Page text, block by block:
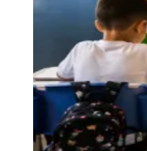
Panorama Econômico
Panorama Econômico
Para Sua Empresa
Anuncie no Portal
Verificar EmpresaNovo
Anunciar Vagas
Novo
Publicidade Legal